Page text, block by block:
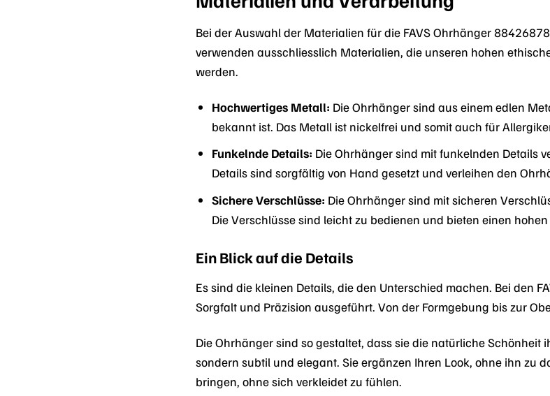
Bei der Auswahl der Materialien für die FAVS Ohrhänger
verwenden ausschliesslich Materialien, die unseren hohen
werden.
Hochwertiges Metall: Die Ohrhänger sind aus einem edlen
bekannt ist. Das Metall ist nickelfrei und somit auch für
Funkelnde Details: Die Ohrhänger sind mit funkelnden Details
Details sind sorgfältig von Hand gesetzt und verleihen den
Sichere Verschlüsse: Die Ohrhänger sind mit sicheren
Die Verschlüsse sind leicht zu bedienen und bieten einen
Ein Blick auf die Details
Es sind die kleinen Details, die den Unterschied machen. Bei den
Sorgfalt und Präzision ausgeführt. Von der Formgebung bis zur
Die Ohrhänger sind so gestaltet, dass sie die natürliche
sondern subtil und elegant. Sie ergänzen Ihren Look, ohne ihn zu
bringen, ohne sich verkleidet zu fühlen.